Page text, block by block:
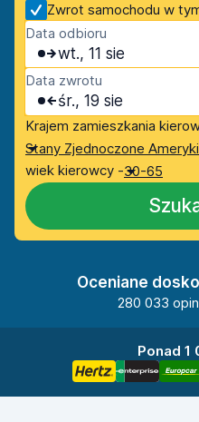
Zwrot samochodu w
Data odbioru
wt., 11 sie
Data zwrotu
śr., 19 sie
Krajem zamieszkania
Stany Zjednoczone
wiek kierowcy -30-65
Oceniane
280 033
Ponad 1